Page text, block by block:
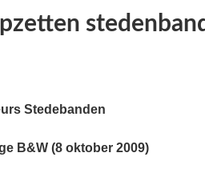
Stedebanden
B&W (8 oktober 2009)